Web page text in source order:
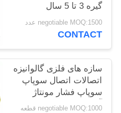
گیره 3 تا 5 سال
negotiable MOQ:1500 عدد
CONTACT
سازه های فلزی گالوانیزه
اتصالات اتصال سوپاپ
سوپاپ فشار مونتاژ
آسان
negotiable MOQ:1000 قطعه